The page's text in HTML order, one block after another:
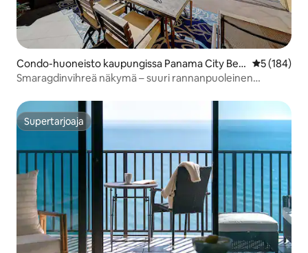
Condo-huoneisto kaupungissa Panama City Bea
ch
5 (184)
Smaragdinvihreä näkymä – suuri rannanpuoleinen
Supertarjoaja
Supertarjoaja